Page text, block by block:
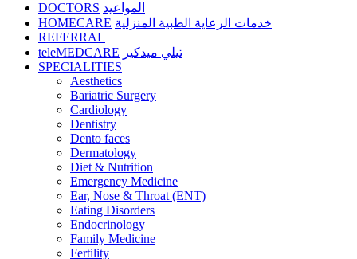
DOCTORS المواعيد
HOMECARE خدمات الرعاية الطبية المنزلية
REFERRAL
teleMEDCARE تيلي ميدكير
SPECIALITIES
Aesthetics
Bariatric Surgery
Cardiology
Dentistry
Dento faces
Dermatology
Diet & Nutrition
Emergency Medicine
Ear, Nose & Throat (ENT)
Eating Disorders
Endocrinology
Family Medicine
Fertility